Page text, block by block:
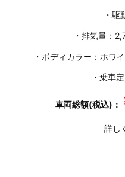
・駆
・排気量：
・ボディカラー：ホワ
・乗車
車両総額(税込)：
詳し